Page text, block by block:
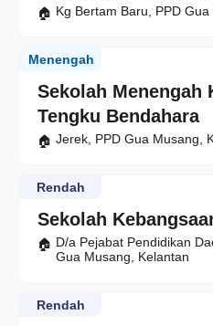
Kg Bertam Baru, PPD
Sekolah Menengah
Tengku Bendahara
Menengah
Jerek, PPD Gua Musang,
Sekolah
Rendah
D/a Pejabat Pendidikan
Gua Musang, Kelantan
Rendah